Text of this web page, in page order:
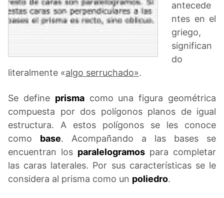
antecede
ntes en el
griego,
significan
do
literalmente «algo serruchado».
Se define prismacomo una figura geométrica
compuesta por dos polígonos planos de igual
estructura. A estos polígonos se les conoce
como base. Acompañando a las bases se
encuentran los paralelogramos para completar
las caras laterales. Por sus características se le
considera al prisma como un poliedro.